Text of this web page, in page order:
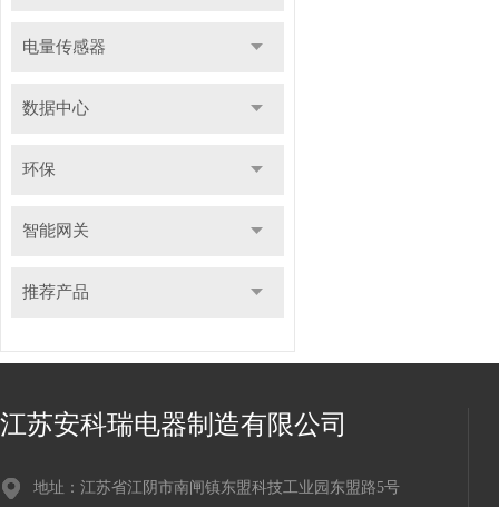
电量传感器
数据中心
环保
智能网关
推荐产品
江苏安科瑞电器制造有限公司
地址：江苏省江阴市南闸镇东盟科技工业园东盟路5号